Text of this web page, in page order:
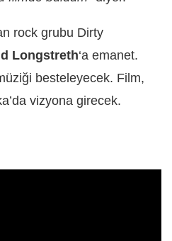
rock grubu Dirty
Longstreth‘a emanet.
besteleyecek. Film,
vizyona girecek.